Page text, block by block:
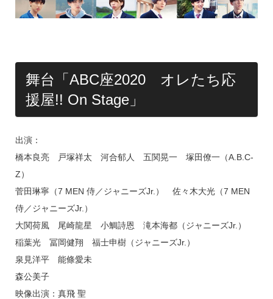
舞台「ABC座2020 オレたち応
援屋!! On Stage」
出演：
橋本良亮 戸塚祥太 河合郁人 五関晃一 塚田僚一（A.B.C-
Z）
菅田琳寧（7 MEN 侍／ジャニーズJr.） 佐々木大光（7 MEN
侍／ジャニーズJr.）
大関荷風 尾崎龍星 小鯛詩恩 滝本海都（ジャニーズJr.）
稲葉光 冨岡健翔 福士申樹（ジャニーズJr.）
泉見洋平 能條愛未
森公美子
映像出演：真飛 聖